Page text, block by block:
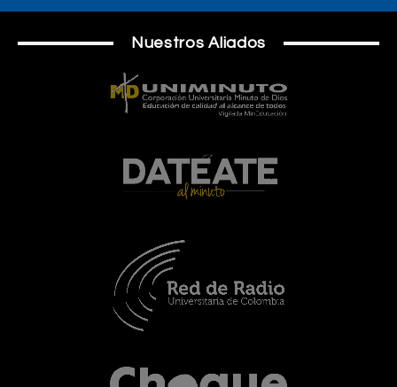
Nuestros Aliados